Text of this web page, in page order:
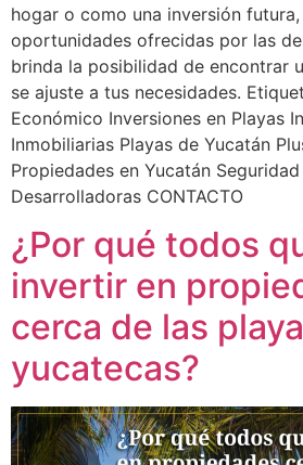
hogar o como una inversión
oportunidades ofrecidas por las
brinda la posibilidad de encontrar
se ajuste a tus necesidades.
Económico Inversiones en Playas
Inmobiliarias Playas de Yucatán
Propiedades en Yucatán
Desarrolladoras CONTACTO
¿Por qué todos
invertir en
cerca de las
yucatecas?